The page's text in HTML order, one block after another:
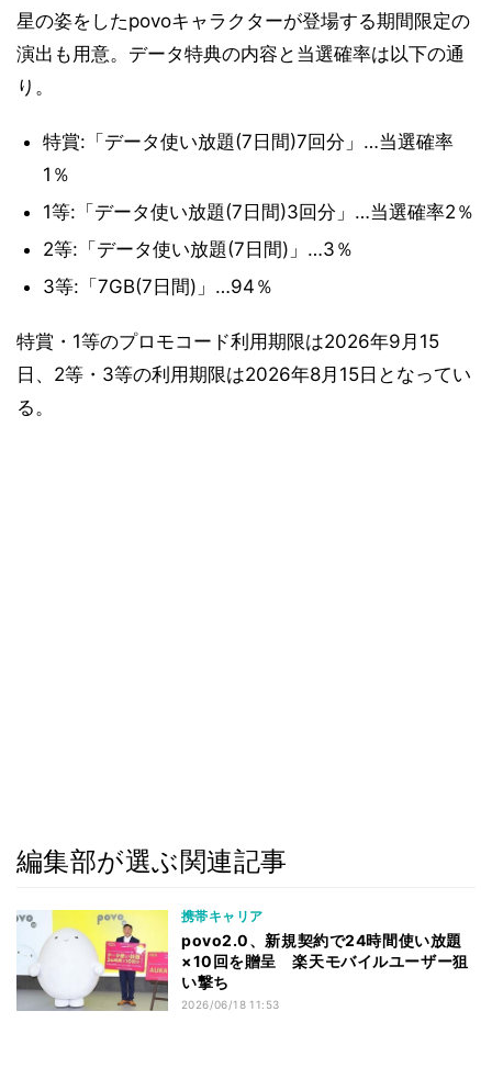
星の姿をしたpovoキャラクターが登場する期間限定の
演出も用意。データ特典の内容と当選確率は以下の通
り。
特賞:「データ使い放題(7日間)7回分」…当選確率
1％
1等:「データ使い放題(7日間)3回分」…当選確率2％
2等:「データ使い放題(7日間)」…3％
3等:「7GB(7日間)」…94％
特賞・1等のプロモコード利用期限は2026年9月15
日、2等・3等の利用期限は2026年8月15日となってい
る。
編集部が選ぶ関連記事
携帯キャリア
povo2.0、新規契約で24時間使い放題
×10回を贈呈 楽天モバイルユーザー狙
い撃ち
2026/06/18 11:53